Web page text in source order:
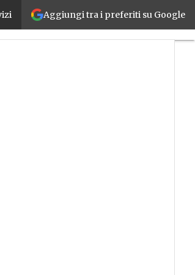
Aggiungi tra i preferiti su Google
è un superpotere, un’IA